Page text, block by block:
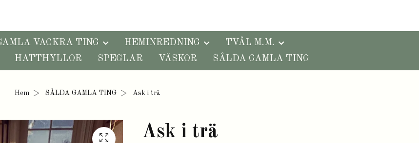
VACKRA TING HEMINREDNING
TVÅL M.M.
HATTHYLLOR SPEGLAR VÄSKOR SÅLDA GAMLA TING
Hem SÅLDA GAMLA TING Ask i trä
Ask i trä